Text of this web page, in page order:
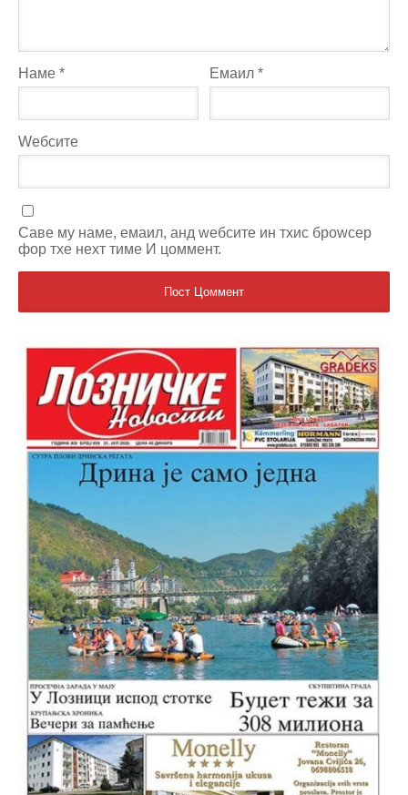
Наме * Емаил*
Wебсите
Саве мy наме, емаил, анд wебсите ин тхис броwсер
фор тхе неxт тиме И цоммент.